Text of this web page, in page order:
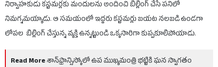
నిర్వాహకుడు కస్టమర్లకు మందులను అందించి బిల్లింగ్ చేసే పనిలో
నిమగ్నమయ్యాడు. ఆ సమయంలో ఇద్దరు కస్టమర్లు బయట నలబడి ఉండగా
లోపల బిల్లింగ్ చేస్తున్న వ్యక్తి ఉన్నట్టుండి ఒక్కసారిగా కుప్పకూలిపోయాడు.
Read Moreశాన్‌ఫ్రాన్సిస్కోలో ఉప ముఖ్యమంత్రి భట్టికి ఘన స్వాగతం